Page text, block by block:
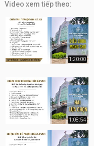
Video xem tiếp theo:
1:20:00
1:08:54